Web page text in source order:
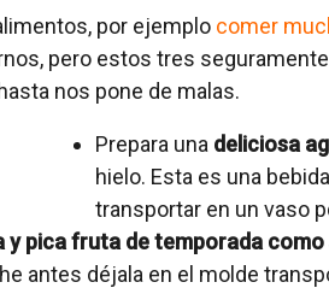
por ejemplo comer
pero estos tres
nos pone de malas.
Prepara una deliciosa
hielo. Esta es una
transportar en un vaso
y pica fruta de temporada
antes déjala en el molde